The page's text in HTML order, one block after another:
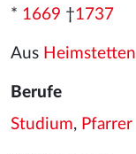
* 1669 †1737
Aus Heimstetten
Berufe
Studium, Pfarrer